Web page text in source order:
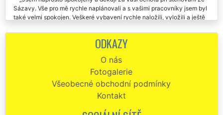
Jsem naprosto spokojený a děkuji za vaši ochotu při stěhování ze
Sázavy. Vše pro mě rychle naplánovali a s vašimi pracovníky jsem byl
mě dovezli zpět k mému autu. Moc děkuji.
Děkuji za profesionální přístup a velkou pomoc. Stěhování ze
Sázavy do Prahy proběhlo hladce a cena byla více než příznivá. Mohu
EXTRA STĚHOVÁNÍ mohu doporučit! Byla jsem příjemně
překvapena, jak byl celý team stěhováků super ochotný, milý a celé
stěhování v Sázavě s nimi proběhlo bez problémů a velmi
ODKAZY
O nás
Fotogalerie
Všeobecné obchodní podmínky
Kontakt